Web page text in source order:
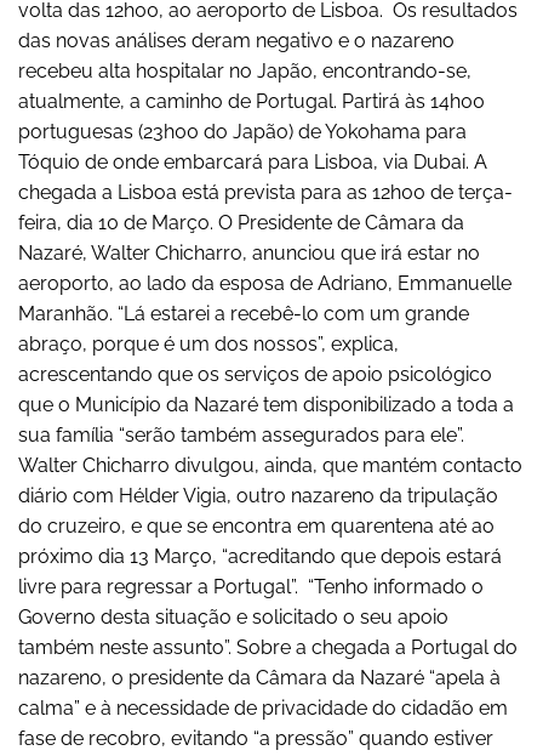
volta das 12h00, ao aeroporto de Lisboa. Os resultados
das novas análises deram negativo e o nazareno
recebeu alta hospitalar no Japão, encontrando-se,
atualmente, a caminho de Portugal. Partirá às 14h00
portuguesas (23h00 do Japão) de Yokohama para
Tóquio de onde embarcará para Lisboa, via Dubai. A
chegada a Lisboa está prevista para as 12h00 de terça-
feira, dia 10 de Março. O Presidente de Câmara da
Nazaré, Walter Chicharro, anunciou que irá estar no
aeroporto, ao lado da esposa de Adriano, Emmanuelle
Maranhão. “Lá estarei a recebê-lo com um grande
abraço, porque é um dos nossos”, explica,
acrescentando que os serviços de apoio psicológico
que o Município da Nazaré tem disponibilizado a toda a
sua família “serão também assegurados para ele”.
Walter Chicharro divulgou, ainda, que mantém contacto
diário com Hélder Vigia, outro nazareno da tripulação
do cruzeiro, e que se encontra em quarentena até ao
próximo dia 13 Março, “acreditando que depois estará
livre para regressar a Portugal”. “Tenho informado o
Governo desta situação e solicitado o seu apoio
também neste assunto”. Sobre a chegada a Portugal do
nazareno, o presidente da Câmara da Nazaré “apela à
calma” e à necessidade de privacidade do cidadão em
fase de recobro, evitando “a pressão” quando estiver